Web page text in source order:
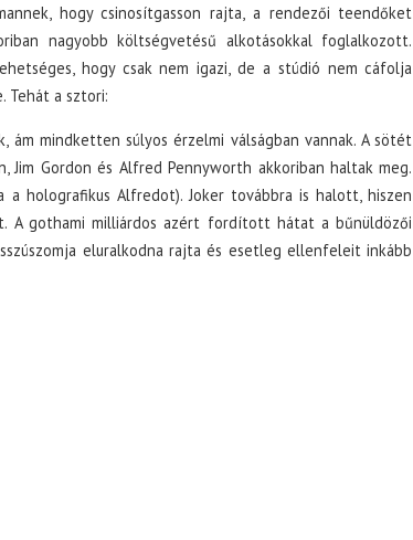
hogy csinosítgasson rajta, a rendezői teendőket
nagyobb költségvetésű alkotásokkal foglalkozott.
hogy csak nem igazi, de a stúdió nem cáfolja
Tehát a sztori:
ám mindketten súlyos érzelmi válságban vannak. A sötét
Jim Gordon és Alfred Pennyworth akkoriban haltak meg.
holografikus Alfredot). Joker továbbra is halott, hiszen
A gothami milliárdos azért fordított hátat a bűnüldözői
eluralkodna rajta és esetleg ellenfeleit inkább